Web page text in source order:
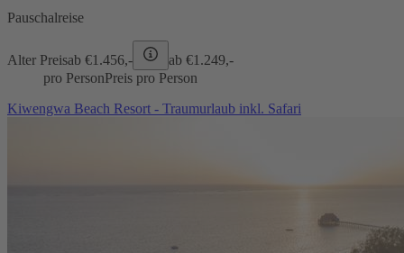
Pauschalreise
Alter Preisab €1.456,- ab €1.249,-
pro PersonPreis pro Person
Kiwengwa Beach Resort - Traumurlaub inkl. Safari